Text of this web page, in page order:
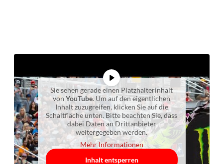
Sie sehen gerade einen Platzhalterinhalt
von YouTube. Um auf den eigentlichen
Inhalt zuzugreifen, klicken Sie auf die
Schaltfläche unten. Bitte beachten Sie, dass
dabei Daten an Drittanbieter
weitergegeben werden.
Mehr Informationen
Inhalt entsperren